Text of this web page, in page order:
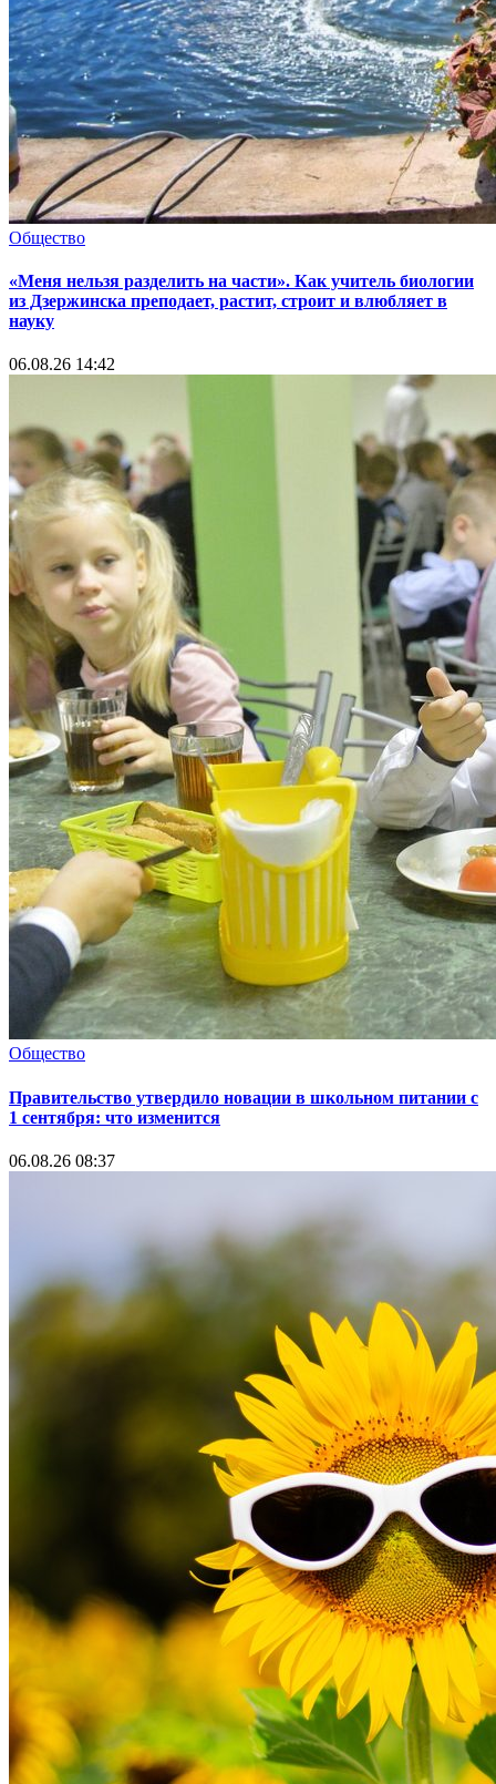
Общество
«Меня нельзя разделить на части». Как учитель биологии
из Дзержинска преподает, растит, строит и влюбляет в
науку
06.08.26 14:42
Общество
Правительство утвердило новации в школьном питании с
1 сентября: что изменится
06.08.26 08:37